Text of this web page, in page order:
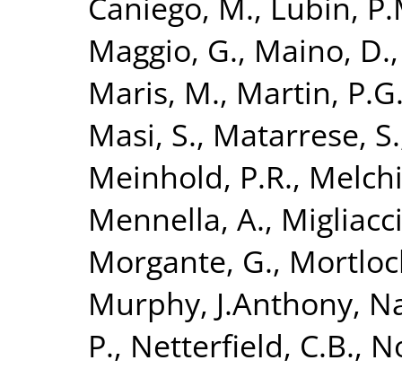
Maggio, G., Maino, D.
Maris, M., Martin,
Masi, S., Matarrese, S.
Meinhold, P.R.,
Mennella, A.,
Morgante, G.,
Murphy, J.Anthony,
P., Netterfield, C.B.,